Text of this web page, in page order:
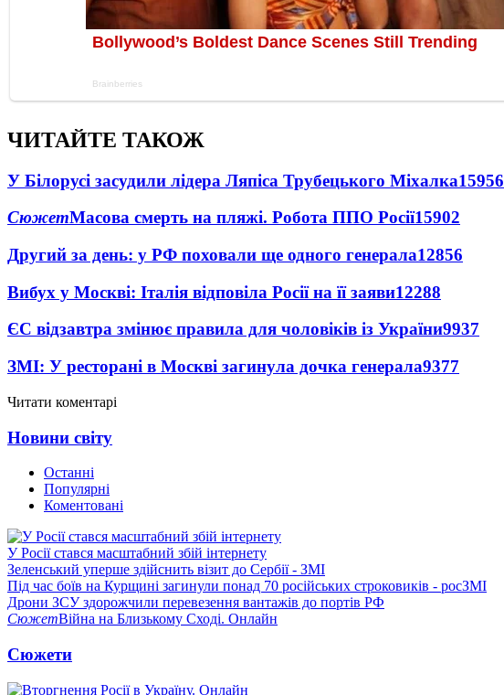
ЧИТАЙТЕ ТАКОЖ
У Білорусі засудили лідера Ляпіса Трубецького Міхалка15956
СюжетМасова смерть на пляжі. Робота ППО Росії15902
Другий за день: у РФ поховали ще одного генерала12856
Вибух у Москві: Італія відповіла Росії на її заяви12288
ЄС відзавтра змінює правила для чоловіків із України9937
ЗМІ: У ресторані в Москві загинула дочка генерала9377
Читати коментарі
Новини світу
Останні
Популярні
Коментовані
У Росії стався масштабний збій інтернету
Зеленський уперше здійснить візит до Сербії - ЗМІ
Під час боїв на Курщині загинули понад 70 російських строковиків - росЗМІ
Дрони ЗСУ здорожчили перевезення вантажів до портів РФ
СюжетВійна на Близькому Сході. Онлайн
Сюжети